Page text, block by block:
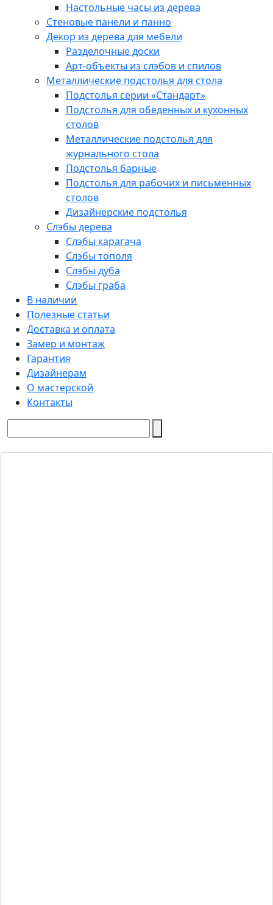
Настольные часы из дерева
Стеновые панели и панно
Декор из дерева для мебели
Разделочные доски
Арт-объекты из слэбов и спилов
Металлические подстолья для стола
Подстолья серии «Стандарт»
Подстолья для обеденных и кухонных
столов
Металлические подстолья для
журнального стола
Подстолья барные
Подстолья для рабочих и письменных
столов
Дизайнерские подстолья
Слэбы дерева
Слэбы карагача
Слэбы тополя
Слэбы дуба
Слэбы граба
В наличии
Полезные статьи
Доставка и оплата
Замер и монтаж
Гарантия
Дизайнерам
О мастерской
Контакты